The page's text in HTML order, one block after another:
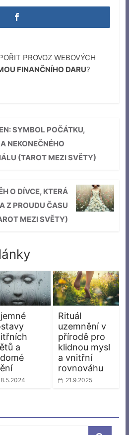
PROVOZ WEBOVÝCH
FINANČNÍHO DARU?
SYMBOL POČÁTKU,
NEKONEČNÉHO
(TAROT MEZI SVĚTY)
O DÍVCE, KTERÁ
Z PROUDU ČASU
MEZI SVĚTY)
a
Rituál
uzemnění v
přírodě pro
klidnou mysl
a vnitřní
rovnováhu
21.9.2025